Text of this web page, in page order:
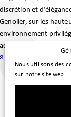
discrétion et
Genolier, sur les
environnement
accessibilité. Édifiée
8 juillet 2026
Nous utilisons des
sur notre site web.